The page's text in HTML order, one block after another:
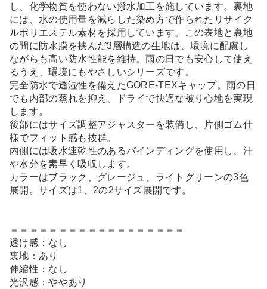
し、化学物質を使わない撥水加工を施しています。裏地
には、水の使用量を減らした染め方で作られたリサイク
ルポリエステル素材を採用しています。この表地と裏地
の間に防水膜を挟んだ3層構造の生地は、環境に配慮し
ながらも高い防水性能を維持。雨の日でも安心して使え
るうえ、環境にもやさしいシリーズです。
完全防水で透湿性を備えたGORE-TEXキャップ。雨の日
でも内部の蒸れを抑え、ドライで快適な被り心地を実現
します。
後部にはサイズ調整アジャスターを装備し、片側ゴム仕
様でフィット感も抜群。
内側には吸水速乾性のあるバインディングを使用し、汗
や水分を素早く吸収します。
カラーはブラック、グレージュ、ライトグリーンの3色
展開。サイズは1、2の2サイズ展開です。
＝＝＝＝＝＝＝＝＝＝＝＝＝＝＝＝＝＝
透け感：なし
裏地：あり
伸縮性：なし
光沢感：ややあり